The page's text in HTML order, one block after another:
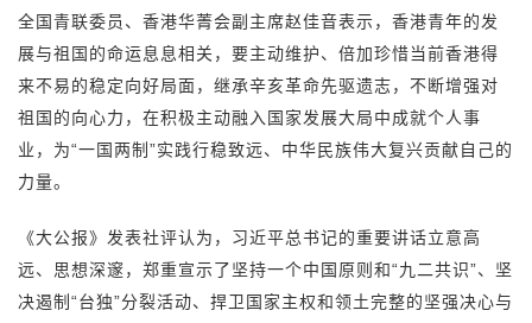
全国青联委员、香港华菁会副主席赵佳音表示，香港青年的发
展与祖国的命运息息相关，要主动维护、倍加珍惜当前香港得
来不易的稳定向好局面，继承辛亥革命先驱遗志，不断增强对
祖国的向心力，在积极主动融入国家发展大局中成就个人事
业，为“一国两制”实践行稳致远、中华民族伟大复兴贡献自己的
力量。
《大公报》发表社评认为，习近平总书记的重要讲话立意高
远、思想深邃，郑重宣示了坚持一个中国原则和“九二共识”、坚
决遏制“台独”分裂活动、捍卫国家主权和领土完整的坚强决心与